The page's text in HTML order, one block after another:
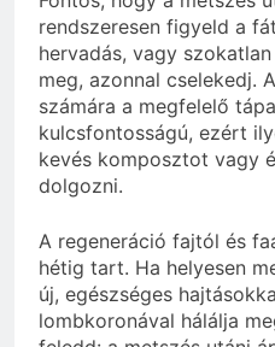
rendszeresen figyeld a
hervadás, vagy
meg, azonnal cselekedj.
számára a megfelelő
kulcsfontosságú, ezért
kevés komposztot vagy
dolgozni.
A regeneráció fajtól és
hétig tart. Ha helyesen
új, egészséges
lombkoronával hálálja